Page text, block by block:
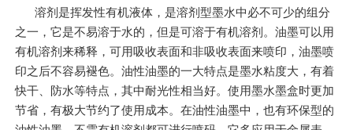
溶剂是挥发性有机液体，是溶剂型墨水中必不可少的组分
之一，它是不易溶于水的，但是可溶于有机溶剂。油墨可以用
有机溶剂来稀释，可用吸收表面和非吸收表面来喷印，油墨喷
印之后不容易褪色。油性油墨的一大特点是墨水粘度大，有着
快干、防水等特点，其中耐光性相当好。使用墨水墨盒时更加
节省，有极大节约了使用成本。在油性油墨中，也有环保型的